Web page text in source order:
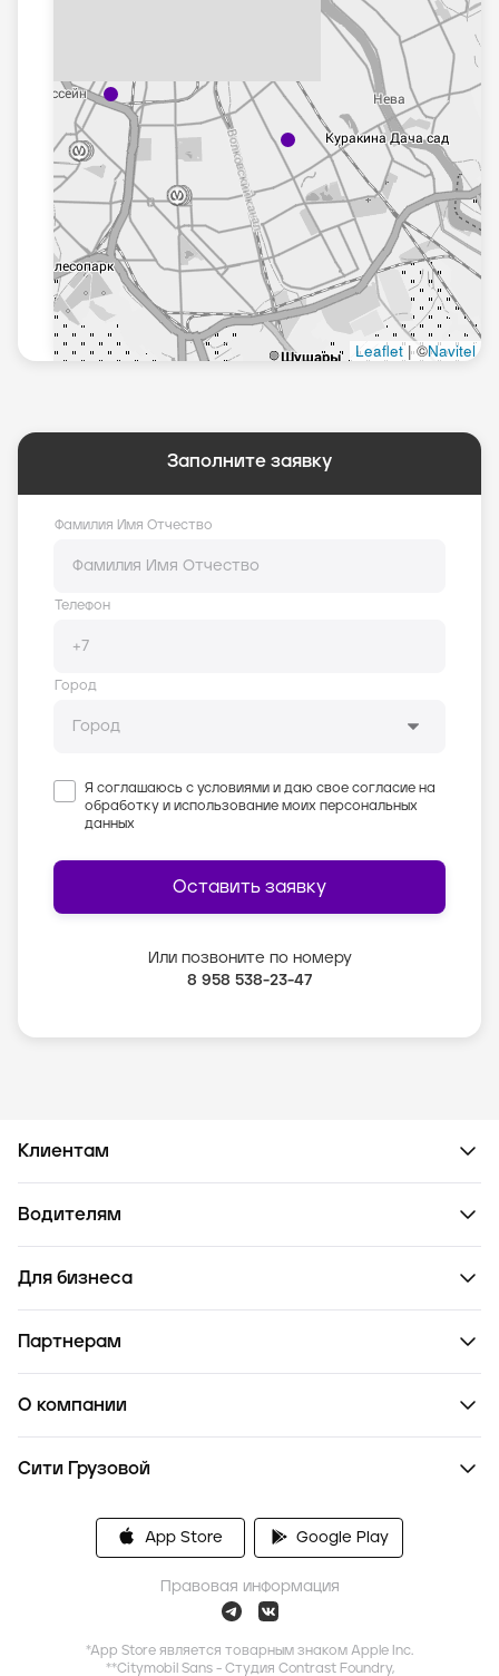
Заполните заявку
Фамилия Имя Отчество
Телефон
Город
Я соглашаюсь с условиями и даю свое согласие на
обработку и использование моих персональных
данных
Оставить заявку
Или позвоните по номеру
8 958 538-23-47
Клиентам
Водителям
Для бизнеса
Партнерам
О компании
Сити Грузовой
App Store Google Play
Правовая информация
*App Store является товарным знаком Apple Inc.
**Citymobil Sans - Студия Contrast Foundry,